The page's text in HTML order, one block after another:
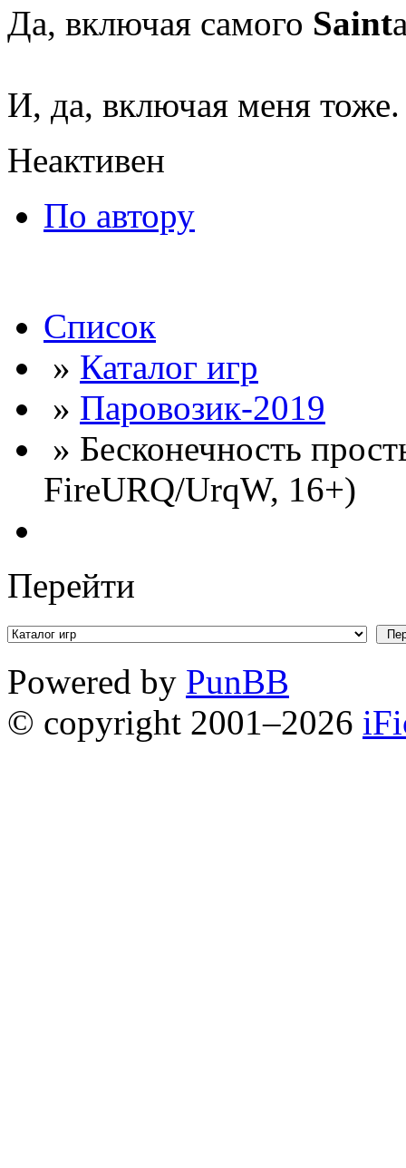
Да, включая самого Saint
И, да, включая меня тоже.
Неактивен
По автору
Список
» Каталог игр
» Паровозик-2019
» Бесконечность
FireURQ/UrqW, 16+)
Перейти
Powered by PunBB
© copyright 2001–2026